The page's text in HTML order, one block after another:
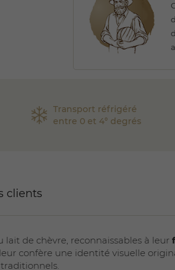
Transport réfrigéré
entre 0 et 4° degrés
clients
de chèvre, reconnaissables à leur
confère une identité visuelle